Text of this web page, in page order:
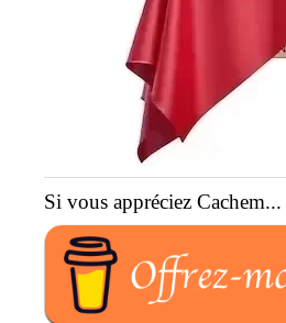
Si vous appréciez Cachem...